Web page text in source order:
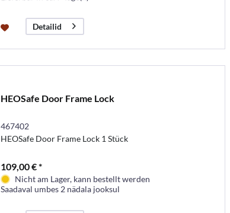
Detailid
HEOSafe Door Frame Lock
467402
HEOSafe Door Frame Lock 1 Stück
109,00 € *
Nicht am Lager, kann bestellt werden
Saadaval umbes 2 nädala jooksul